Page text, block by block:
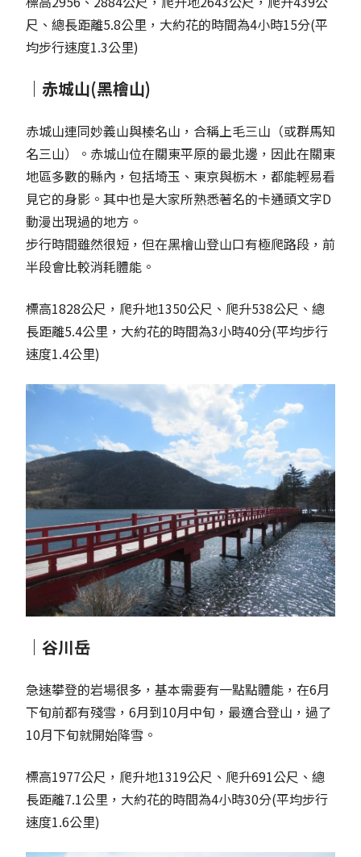
尺、總長距離5.8公里，大約花的時間為4小時15分(平
均步行速度1.3公里)
｜赤城山(黑檜山)
赤城山連同妙義山與榛名山，合稱上毛三山（或群馬知
名三山）。赤城山位在關東平原的最北邊，因此在關東
地區多數的縣內，包括埼玉、東京與栃木，都能輕易看
見它的身影。其中也是大家所熟悉著名的卡通頭文字D
動漫出現過的地方。
步行時間雖然很短，但在黑檜山登山口有極爬路段，前
半段會比較消耗體能。
標高1828公尺，爬升地1350公尺、爬升538公尺、總
長距離5.4公里，大約花的時間為3小時40分(平均步行
速度1.4公里)
｜谷川岳
急速攀登的岩場很多，基本需要有一點點體能，在6月
下旬前都有殘雪，6月到10月中旬，最適合登山，過了
10月下旬就開始降雪。
標高1977公尺，爬升地1319公尺、爬升691公尺、總
長距離7.1公里，大約花的時間為4小時30分(平均步行
速度1.6公里)